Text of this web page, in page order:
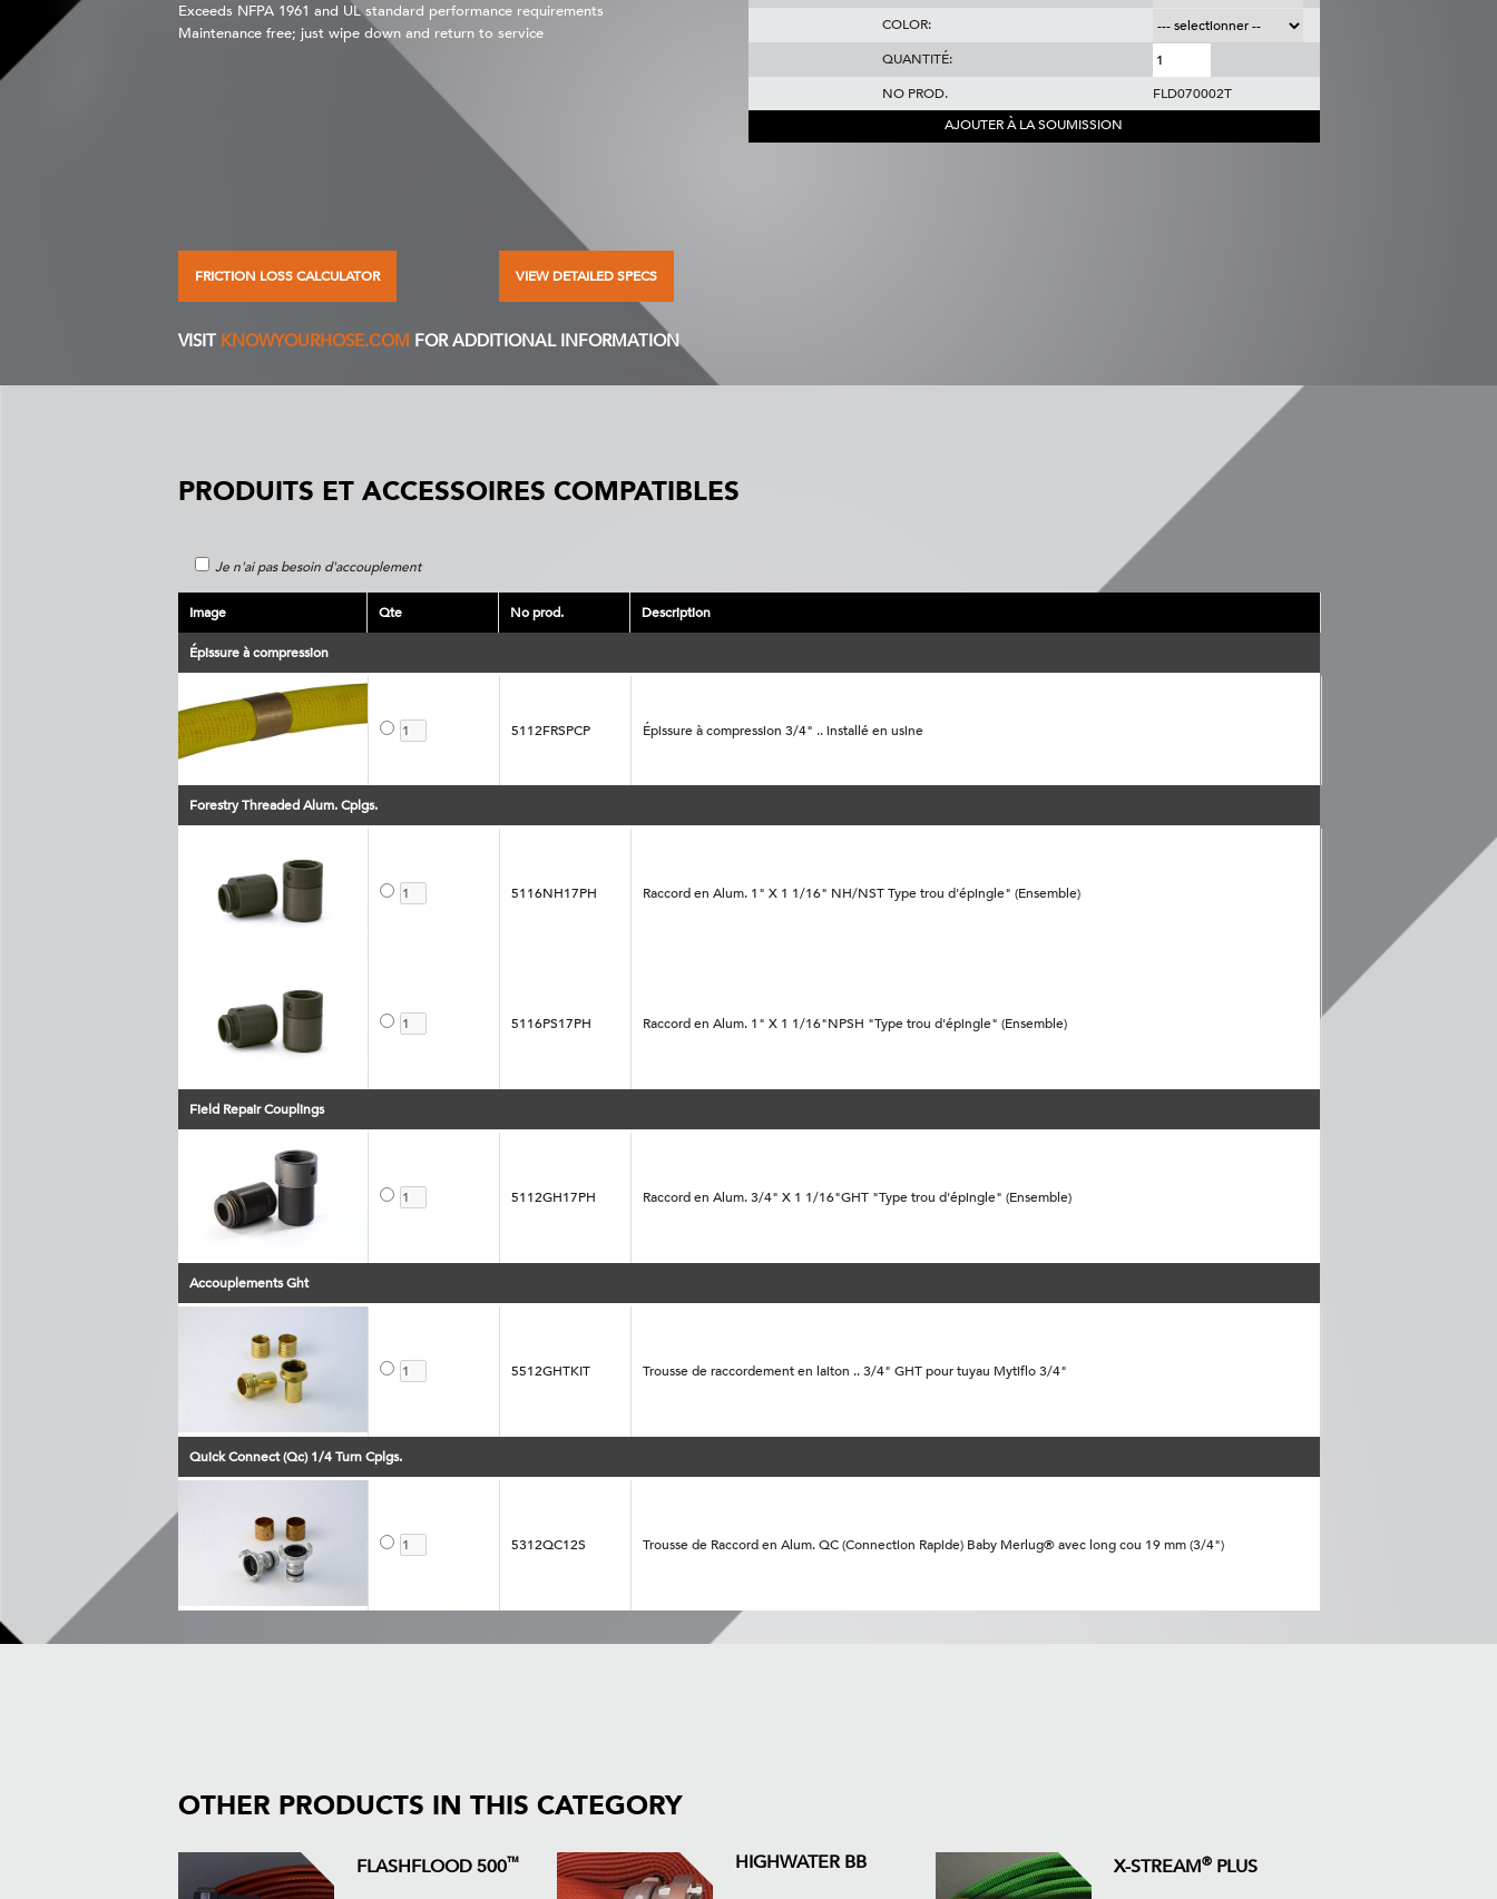
Exceeds NFPA 1961 and UL standard performance requirements
Maintenance free; just wipe down and return to service
COLOR:
QUANTITÉ:
NO PROD.
FLD070002T
AJOUTER À LA SOUMISSION
FRICTION LOSS CALCULATOR VIEW DETAILED SPECS
VISIT KNOWYOURHOSE.COM FOR ADDITIONAL INFORMATION
PRODUITS ET ACCESSOIRES COMPATIBLES
Je n'ai pas besoin d'accouplement
Image Qte No prod. Description
Épissure à compression
5112FRSPCP Épissure à compression 3/4" .. installé en usine
Forestry Threaded Alum. Cplgs.
5116NH17PH Raccord en Alum. 1" X 1 1/16" NH/NST Type trou d'épingle" (Ensemble)
5116PS17PH Raccord en Alum. 1" X 1 1/16"NPSH "Type trou d'épingle" (Ensemble)
Field Repair Couplings
5112GH17PH Raccord en Alum. 3/4" X 1 1/16"GHT "Type trou d'épingle" (Ensemble)
Accouplements Ght
5512GHTKIT Trousse de raccordement en laiton .. 3/4" GHT pour tuyau Mytiflo 3/4"
Quick Connect (Qc) 1/4 Turn Cplgs.
5312QC12S Trousse de Raccord en Alum. QC (Connection Rapide) Baby Merlug® avec long cou 19 mm (3/4")
OTHER PRODUCTS IN THIS CATEGORY
FLASHFLOOD 500™ HIGHWATER BB X-STREAM®PLUS